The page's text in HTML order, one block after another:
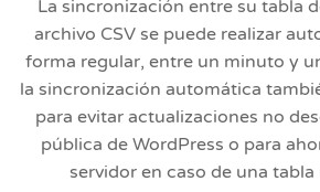
La sincronización entre su tabla
archivo CSV se puede realizar
forma regular, entre un minuto y
la sincronización automática
para evitar actualizaciones no
pública de WordPress o para
servidor en caso de una